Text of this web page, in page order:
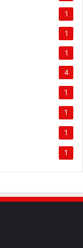
1
1
1
4
1
1
1
1